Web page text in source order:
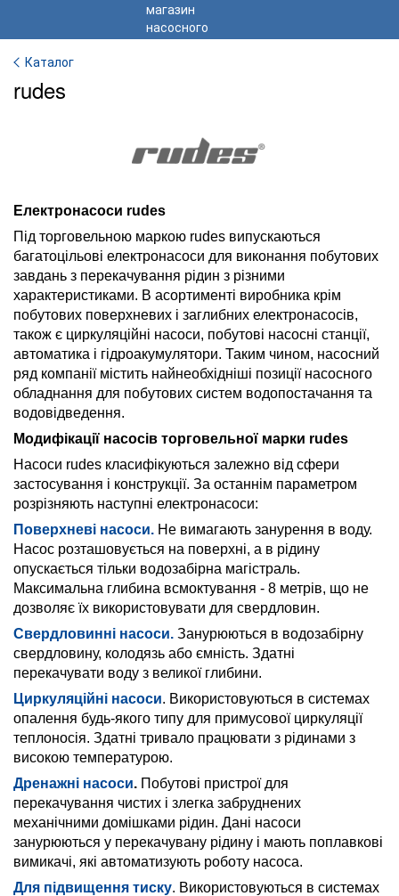
Каталог
rudes
Електронасоси rudes
Під торговельною маркою rudes випускаються
багатоцільові електронасоси для виконання побутових
завдань з перекачування рідин з різними
характеристиками. В асортименті виробника крім
побутових поверхневих і заглибних електронасосів,
також є циркуляційні насоси, побутові насосні станції,
автоматика і гідроакумулятори. Таким чином, насосний
ряд компанії містить найнеобхідніші позиції насосного
обладнання для побутових систем водопостачання та
водовідведення.
Модифікації насосів торговельної марки rudes
Насоси rudes класифікуються залежно від сфери
застосування і конструкції. За останнім параметром
розрізняють наступні електронасоси:
Поверхневі насоси. Не вимагають занурення в воду.
Насос розташовується на поверхні, а в рідину
опускається тільки водозабірна магістраль.
Максимальна глибина всмоктування - 8 метрів, що не
дозволяє їх використовувати для свердловин.
Свердловинні насоси. Занурюються в водозабірну
свердловину, колодязь або ємність. Здатні
перекачувати воду з великої глибини.
Циркуляційні насоси. Використовуються в системах
опалення будь-якого типу для примусової циркуляції
теплоносія. Здатні тривало працювати з рідинами з
високою температурою.
Дренажні насоси. Побутові пристрої для
перекачування чистих і злегка забруднених
механічними домішками рідин. Дані насоси
занурюються у перекачувану рідину і мають поплавкові
вимикачі, які автоматизують роботу насоса.
Для підвищення тиску. Використовуються в системах